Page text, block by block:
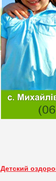
Детский